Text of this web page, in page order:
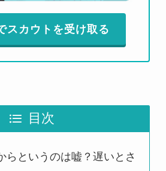
スカウトを受け取る
目次
らというのは嘘？遅いとさ